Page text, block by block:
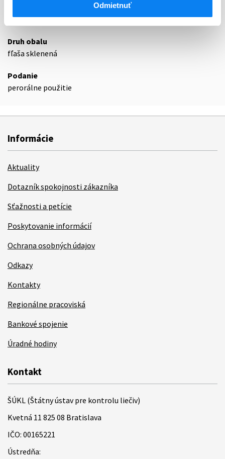
Odmietnuť
36
Druh obalu
fľaša sklenená
Podanie
perorálne použitie
Informácie
Aktuality
Dotazník spokojnosti zákazníka
Sťažnosti a petície
Poskytovanie informácií
Ochrana osobných údajov
Odkazy
Kontakty
Regionálne pracoviská
Bankové spojenie
Úradné hodiny
Kontakt
ŠÚKL (Štátny ústav pre kontrolu liečiv)
Kvetná 11 825 08 Bratislava
IČO: 00165221
Ústredňa: